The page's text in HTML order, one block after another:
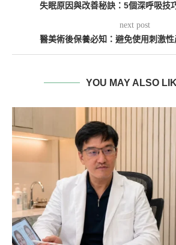
失眠原因與改善秘訣：5個深呼吸技
next post
醫美術後保養必知：避免使用刺激
YOU MAY ALSO